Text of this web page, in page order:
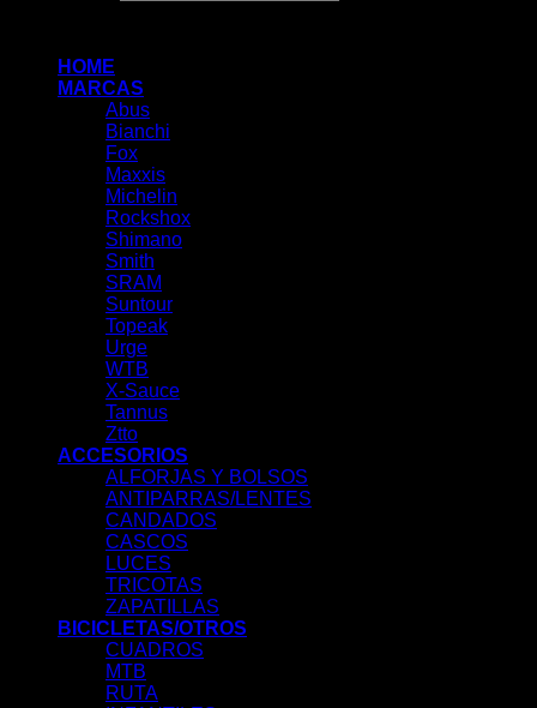
HOME
MARCAS
Abus
Bianchi
Fox
Maxxis
Michelin
Rockshox
Shimano
Smith
SRAM
Suntour
Topeak
Urge
WTB
X-Sauce
Tannus
Ztto
ACCESORIOS
ALFORJAS Y BOLSOS
ANTIPARRAS/LENTES
CANDADOS
CASCOS
LUCES
TRICOTAS
ZAPATILLAS
BICICLETAS/OTROS
CUADROS
MTB
RUTA